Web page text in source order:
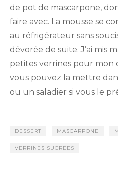
de pot de mascarpone,
faire avec. La mousse se
au réfrigérateur sans
dévorée de suite. J’ai mis
petites verrines pour mon
vous pouvez la mettre
ou un saladier si vous le
DESSERT MASCARPONE
VERRINES SUCRÉES